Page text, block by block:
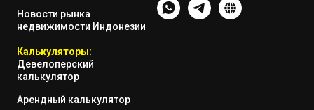
Новости рынка
недвижимости Индонезии
Калькуляторы:
Девелоперский
калькулятор
Арендный калькулятор